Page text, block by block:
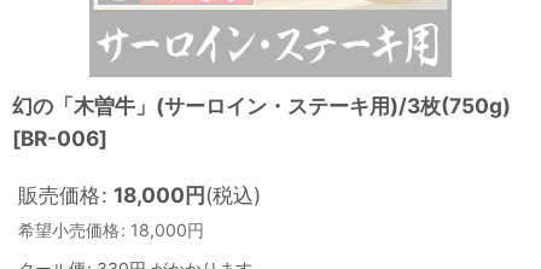
幻の「木曽牛」(サーロイン・ステーキ用)/3枚(750g)
[BR-006]
販売価格: 18,000円(税込)
希望小売価格: 18,000円